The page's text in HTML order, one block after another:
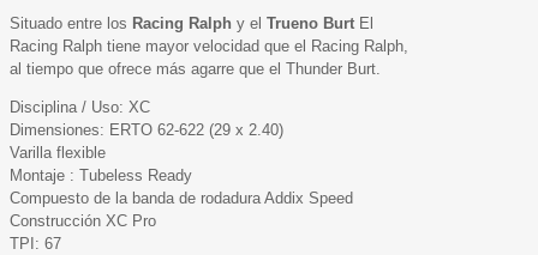
Situado entre los Racing Ralph y el Trueno Burt El
Racing Ralph tiene mayor velocidad que el Racing Ralph,
al tiempo que ofrece más agarre que el Thunder Burt.
Disciplina / Uso: XC
Dimensiones: ERTO 62-622 (29 x 2.40)
Varilla flexible
Montaje : Tubeless Ready
Compuesto de la banda de rodadura Addix Speed
Construcción XC Pro
TPI: 67